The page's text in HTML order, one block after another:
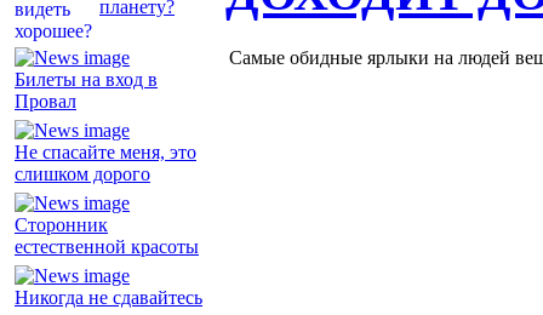
планету?
Билеты на вход в
Провал
Не спасайте меня, это
слишком дорого
Сторонник
естественной красоты
Никогда не сдавайтесь
Самые обидные ярлыки на людей